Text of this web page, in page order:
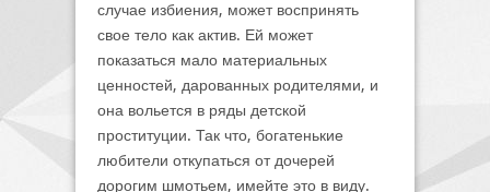
случае избиения, может воспринять
свое тело как актив. Ей может
показаться мало материальных
ценностей, дарованных родителями, и
она вольется в ряды детской
проституции. Так что, богатенькие
любители откупаться от дочерей
дорогим шмотьем, имейте это в виду.